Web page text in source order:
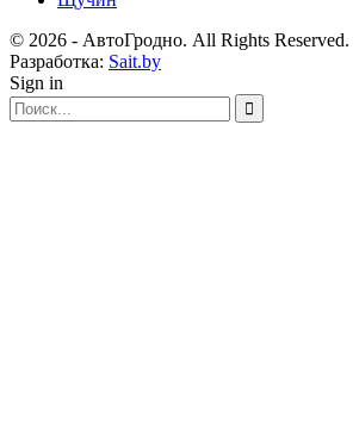
© 2026 - АвтоГродно. All Rights Reserved.
Разработка: Sait.by
Sign in